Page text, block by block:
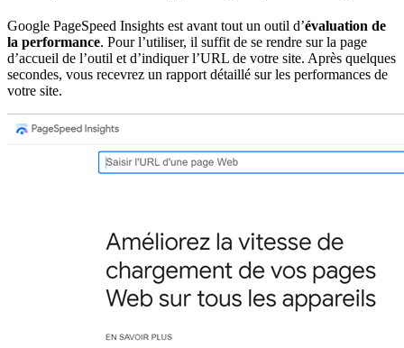
Google PageSpeed Insights est avant tout un outil d’évaluation de
la performance. Pour l’utiliser, il suffit de se rendre sur la page
d’accueil de l’outil et d’indiquer l’URL de votre site. Après quelques
secondes, vous recevrez un rapport détaillé sur les performances de
votre site.